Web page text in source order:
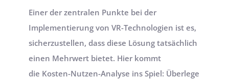
Einer der zentralen Punkte bei der
Implementierung von VR-Technologien ist es,
sicherzustellen, dass diese Lösung tatsächlich
einen Mehrwert bietet. Hier kommt
die Kosten-Nutzen-Analyse ins Spiel: Überlege